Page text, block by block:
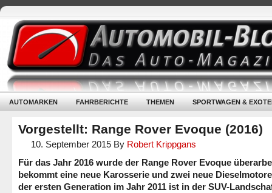
AUTOMARKEN FAHRBERICHTE THEMEN SPORTWAGEN &
Vorgestellt: Range Rover Evoque (2016)
10. September 2015 By Robert Krippgans
Für das Jahr 2016 wurde der Range Rover Evoque
bekommt eine neue Karosserie und zwei neue
der ersten Generation im Jahr 2011 ist in der SUV-